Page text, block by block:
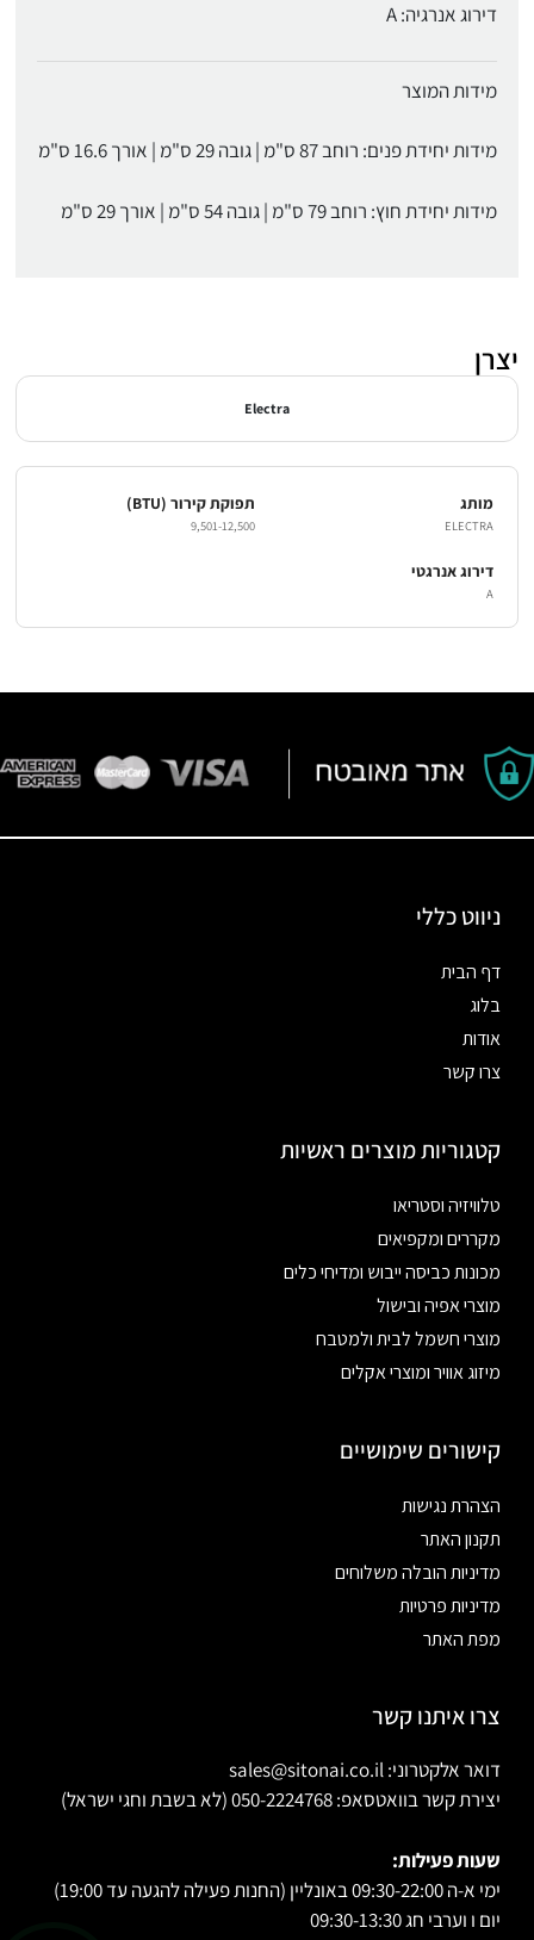
דירוג אנרגיה: A
מידות המוצר
מידות יחידת פנים: רוחב 87 ס"מ | גובה 29 ס"מ | אורך 16.6 ס"מ
מידות יחידת חוץ: רוחב 79 ס"מ | גובה 54 ס"מ | אורך 29 ס"מ
יצרן
Electra
מותג
ELECTRA
תפוקת קירור (BTU)
9,501-12,500
דירוג אנרגטי
A
ניווט כללי
דף הבית
בלוג
אודות
צרו קשר
קטגוריות מוצרים ראשיות
טלוויזיה וסטריאו
מקררים ומקפיאים
מכונות כביסה ייבוש ומדיחי כלים
מוצרי אפיה ובישול
מוצרי חשמל לבית ולמטבח
מיזוג אוויר ומוצרי אקלים
קישורים שימושיים
הצהרת נגישות
תקנון האתר
מדיניות הובלה משלוחים
מדיניות פרטיות
מפת האתר
צרו איתנו קשר
דואר אלקטרוני: sales@sitonai.co.il
יצירת קשר בוואטסאפ: 050-2224768 (לא בשבת וחגי ישראל)
שעות פעילות:
ימי א-ה 09:30-22:00 באונליין (החנות פעילה להגעה עד 19:00)
יום ו וערבי חג 09:30-13:30